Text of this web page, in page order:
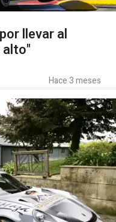
llevar al
Hace 3 meses